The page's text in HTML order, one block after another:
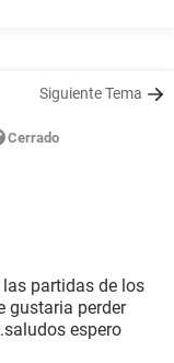
Siguiente Tema
Cerrado
partidas de los
gustaria perder
espero